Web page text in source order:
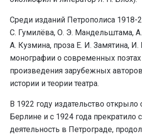
Среди изданий Петрополиса 1918-
С. Гумилёва, О. Э. Мандельштама,
А. Кузмина, проза Е. И. Замятина, И.
монографии о современных
произведения зарубежных
истории и теории театра.
В 1922 году издательство открыло
Берлине и с 1924 года прекратило
деятельность в Петрограде,